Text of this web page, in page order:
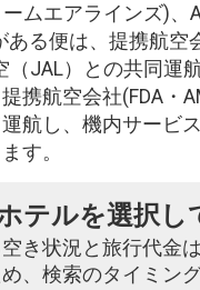
ームエアラインズ)、
る便は、提携航空
（JAL）との共同運
携航空会社(FDA・
航し、機内サービ
す。
テルを選択し
き状況と旅行代金
、検索のタイミン